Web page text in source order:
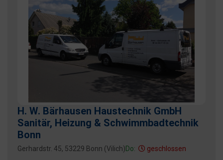
H. W. Bärhausen Haustechnik GmbH
Sanitär, Heizung & Schwimmbadtechnik
Bonn
Gerhardstr. 45, 53229 Bonn (Vilich)Do: geschlossen